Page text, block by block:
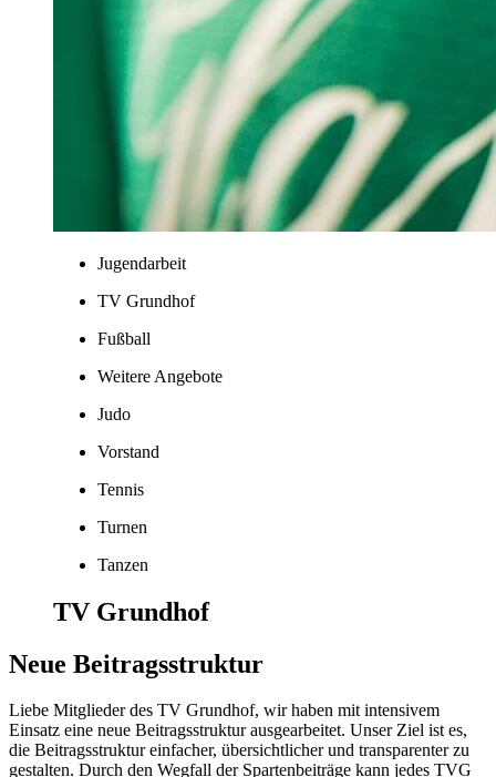
Jugendarbeit
TV Grundhof
Fußball
Weitere Angebote
Judo
Vorstand
Tennis
Turnen
Tanzen
TV Grundhof
Neue Beitragsstruktur
Liebe Mitglieder des TV Grundhof, wir haben mit intensivem
Einsatz eine neue Beitragsstruktur ausgearbeitet. Unser Ziel ist es,
die Beitragsstruktur einfacher, übersichtlicher und transparenter zu
gestalten. Durch den Wegfall der Spartenbeiträge kann jedes TVG